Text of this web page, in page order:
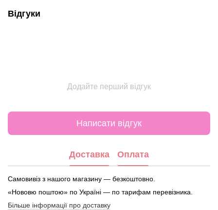
Відгуки
Додайте перший відгук
Написати відгук
Доставка Оплата
Самовивіз з нашого магазину — безкоштовно.
«Нововю поштою» по Україні — по тарифам перевізника.
Більше інформації про доставку